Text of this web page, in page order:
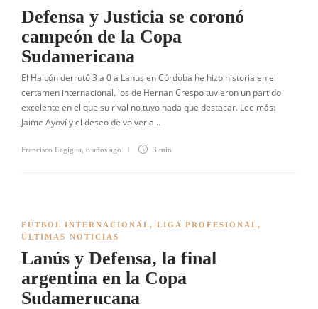
Defensa y Justicia se coronó
campeón de la Copa
Sudamericana
El Halcón derrotó 3 a 0 a Lanus en Córdoba he hizo historia en el
certamen internacional, los de Hernan Crespo tuvieron un partido
excelente en el que su rival no tuvo nada que destacar. Lee más:
Jaime Ayoví y el deseo de volver a…
Francisco Lagiglia 6 años ago 3 min
FÚTBOL INTERNACIONAL, LIGA PROFESIONAL,
ÚLTIMAS NOTICIAS
Lanús y Defensa, la final
argentina en la Copa
Sudamerucana